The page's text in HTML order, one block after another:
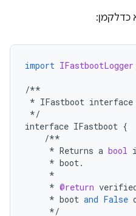
import IFastbootLogger
/**
* IFastboot interface
*/
interface IFastboot {
/**
* Returns a bool
* boot.
*
* @return
* boot and False
*/